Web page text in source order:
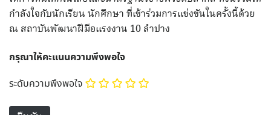
กำลังใจกับนักเรียน นักศึกษา ที่เข้าร่วมการแข่งขันในครั้งนี้ด้วย
ณ สถาบันพัฒนาฝีมือแรงงาน 10 ลำปาง
กรุณาให้คะแนนความพึงพอใจ
ระดับความพึงพอใจ